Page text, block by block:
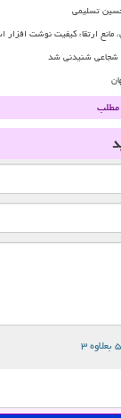
تسلیمی
مانع ارتقاء کیفیت نوشت
شجاعی شنیدنی شد
مطلب